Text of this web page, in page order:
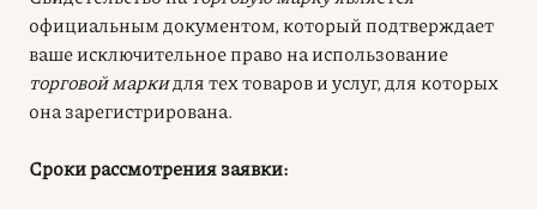
официальным документом, который подтверждает
ваше исключительное право на использование
торговой маркидля тех товаров и услуг, для которых
она зарегистрирована.
Сроки рассмотрения заявки: